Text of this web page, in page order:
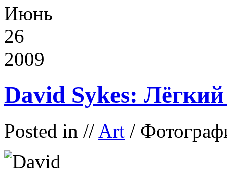
Июнь
26
2009
David Sykes:
Posted in // Art /